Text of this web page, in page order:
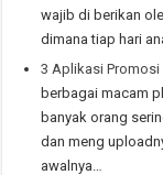
wajib di berikan
dimana tiap hari
3 Aplikasi Promosi
berbagai macam
banyak orang
dan meng
awalnya…